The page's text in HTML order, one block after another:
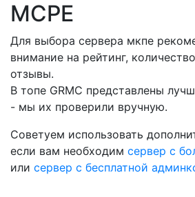
MCPE
Для выбора сервера мкпе
внимание на рейтинг,
отзывы.
В топе GRMC представлены
- мы их проверили вручную.
Советуем использовать
если вам необходим сервер с
или сервер с бесплатной